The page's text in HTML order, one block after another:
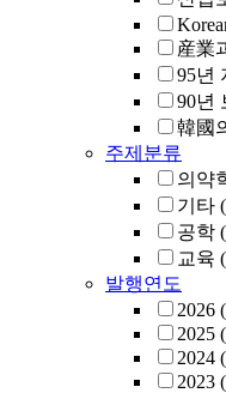
産業
95년
90년
韓國
주제분류
의약
기타
공학
교육
발행연도
2026
2025
2024
2023